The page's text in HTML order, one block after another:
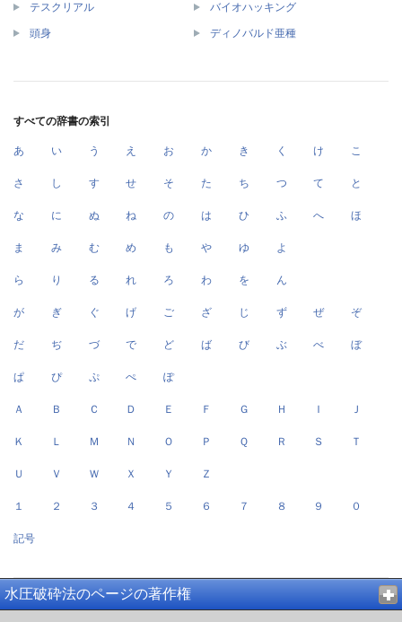
テスクリアル バイオハッキング
頭身 ディノバルド亜種
すべての辞書の索引
あ い う え お か き く け こ
さ し す せ そ た ち つ て と
な に ぬ ね の は ひ ふ へ ほ
ま み む め も や ゆ よ
ら り る れ ろ わ を ん
が ぎ ぐ げ ご ざ じ ず ぜ ぞ
だ ぢ づ で ど ば び ぶ べ ぼ
ぱ ぴ ぷ ぺ ぽ
Ａ Ｂ Ｃ Ｄ Ｅ Ｆ Ｇ Ｈ Ｉ Ｊ
Ｋ Ｌ Ｍ Ｎ Ｏ Ｐ Ｑ Ｒ Ｓ Ｔ
Ｕ Ｖ Ｗ Ｘ Ｙ Ｚ
１ ２ ３ ４ ５ ６ ７ ８ ９ ０
記号
水圧破砕法のページの著作権